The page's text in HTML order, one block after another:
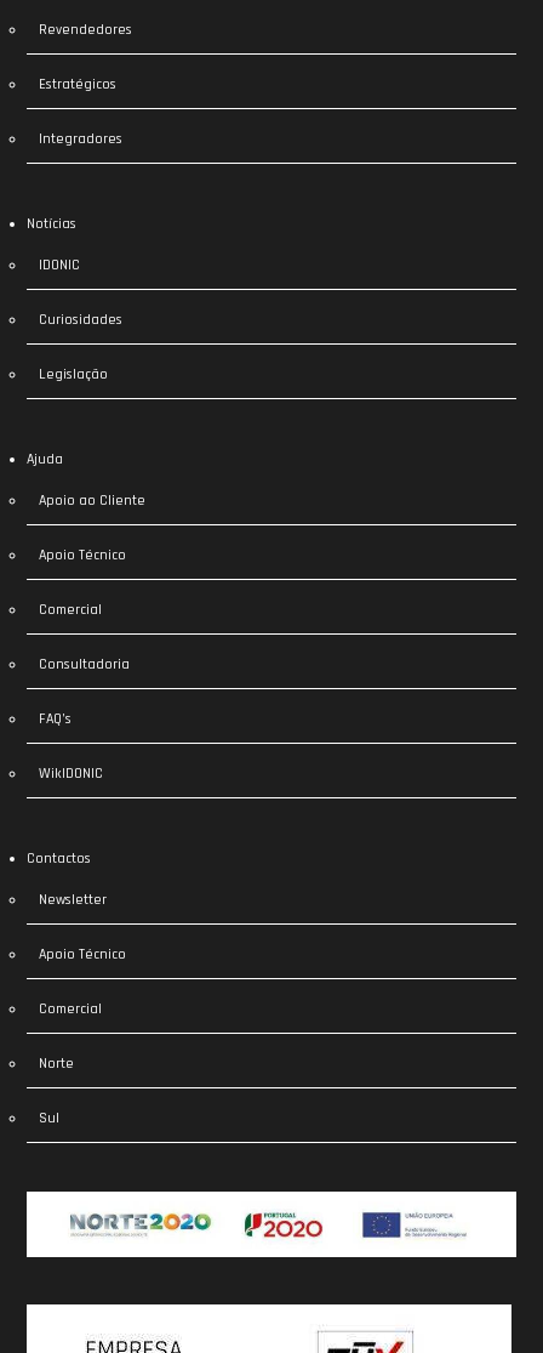
Revendedores
Estratégicos
Integradores
Notícias
IDONIC
Curiosidades
Legislação
Ajuda
Apoio ao Cliente
Apoio Técnico
Comercial
Consultadoria
FAQ’s
WikIDONIC
Contactos
Newsletter
Apoio Técnico
Comercial
Norte
Sul